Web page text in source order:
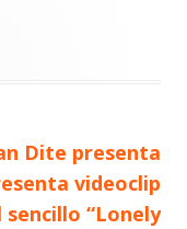
Dite presenta
videoclip
sencillo “Lonely